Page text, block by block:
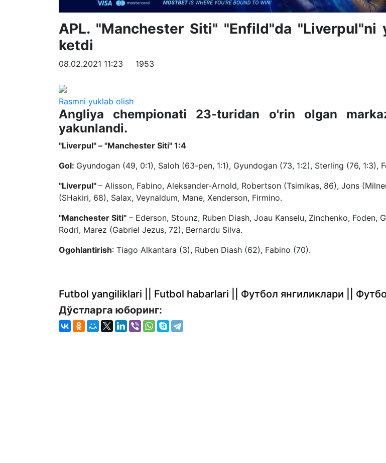
APL. "Manchester Siti" "Enfild"da "Liverpul"ni
ketdi
08.02.2021 11:23 1953
Rasmni yuklab olish
Angliya chempionati 23-turidan o'rin olgan
yakunlandi.
"Liverpul" – "Manchester Siti" 1:4
Gol: Gyundogan (49, 0:1), Saloh (63-pen, 1:1), Gyundogan (73, 1:2), Sterling (76, 1:3),
"Liverpul" – Alisson, Fabino, Aleksander-Arnold, Robertson (Tsimikas, 86), Jons
(SHakiri, 68), Salax, Veynaldum, Mane, Xenderson, Firmino.
"Manchester Siti" – Ederson, Stounz, Ruben Diash, Joau Kanselu, Zinchenko, Foden,
Rodri, Marez (Gabriel Jezus, 72), Bernardu Silva.
Ogohlantirish: Tiago Alkantara (3), Ruben Diash (62), Fabino (70).
Futbol yangiliklari || Futbol habarlari || Футбол янгиликлари ||
Дўстларга юборинг: